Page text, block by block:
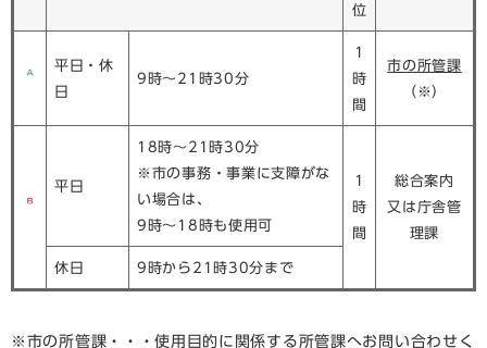
位
平日・休
日
9時～21時30分
1
時
間
市の所管課
（※）
平日
18時～21時30分
※市の事務・事業に支障がな
い場合は、
9時～18時も使用可
1
時
間
総合案内
又は庁舎管
理課
休日 9時から21時30分まで
※市の所管課・・・使用目的に関係する所管課へお問い合わせく